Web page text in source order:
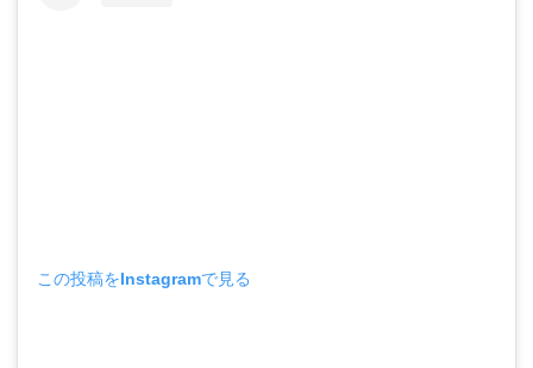
この投稿をInstagramで見る